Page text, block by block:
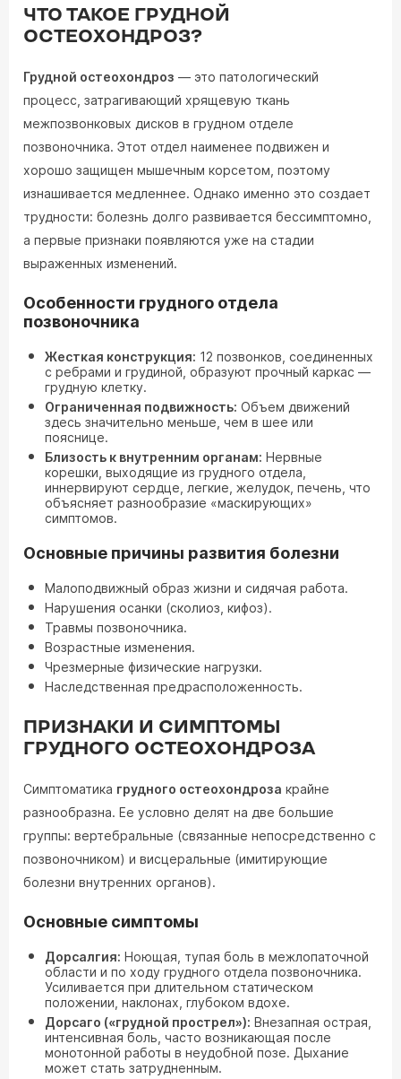
ЧТО ТАКОЕ ГРУДНОЙ
ОСТЕОХОНДРОЗ?
Грудной остеохондроз — это патологический
процесс, затрагивающий хрящевую ткань
межпозвонковых дисков в грудном отделе
позвоночника. Этот отдел наименее подвижен и
хорошо защищен мышечным корсетом, поэтому
изнашивается медленнее. Однако именно это создает
трудности: болезнь долго развивается бессимптомно,
а первые признаки появляются уже на стадии
выраженных изменений.
Особенности грудного отдела
позвоночника
Жесткая конструкция: 12 позвонков, соединенных
с ребрами и грудиной, образуют прочный каркас —
грудную клетку.
Ограниченная подвижность: Объем движений
здесь значительно меньше, чем в шее или
пояснице.
Близость к внутренним органам: Нервные
корешки, выходящие из грудного отдела,
иннервируют сердце, легкие, желудок, печень, что
объясняет разнообразие «маскирующих»
симптомов.
Основные причины развития болезни
Малоподвижный образ жизни и сидячая работа.
Нарушения осанки (сколиоз, кифоз).
Травмы позвоночника.
Возрастные изменения.
Чрезмерные физические нагрузки.
Наследственная предрасположенность.
ПРИЗНАКИ И СИМПТОМЫ
ГРУДНОГО ОСТЕОХОНДРОЗА
Симптоматика грудного остеохондроза крайне
разнообразна. Ее условно делят на две большие
группы: вертебральные (связанные непосредственно с
позвоночником) и висцеральные (имитирующие
болезни внутренних органов).
Основные симптомы
Дорсалгия: Ноющая, тупая боль в межлопаточной
области и по ходу грудного отдела позвоночника.
Усиливается при длительном статическом
положении, наклонах, глубоком вдохе.
Дорсаго («грудной прострел»): Внезапная острая,
интенсивная боль, часто возникающая после
монотонной работы в неудобной позе. Дыхание
может стать затрудненным.